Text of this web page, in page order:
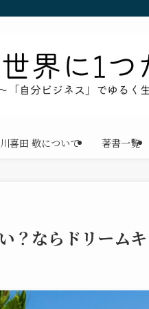
川喜田 敬について 著書一覧
？ならドリーム